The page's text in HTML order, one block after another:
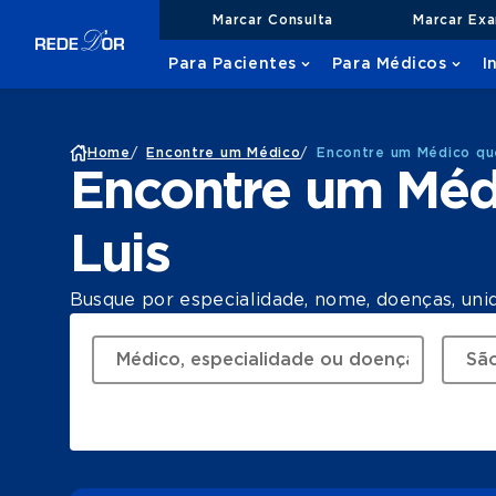
Marcar Consulta Marcar
Para Pacientes Para Médicos
Home / Encontre um Médico/ Encontre um Médico
Encontre um
Luis
Busque por especialidade, nome, doenças,